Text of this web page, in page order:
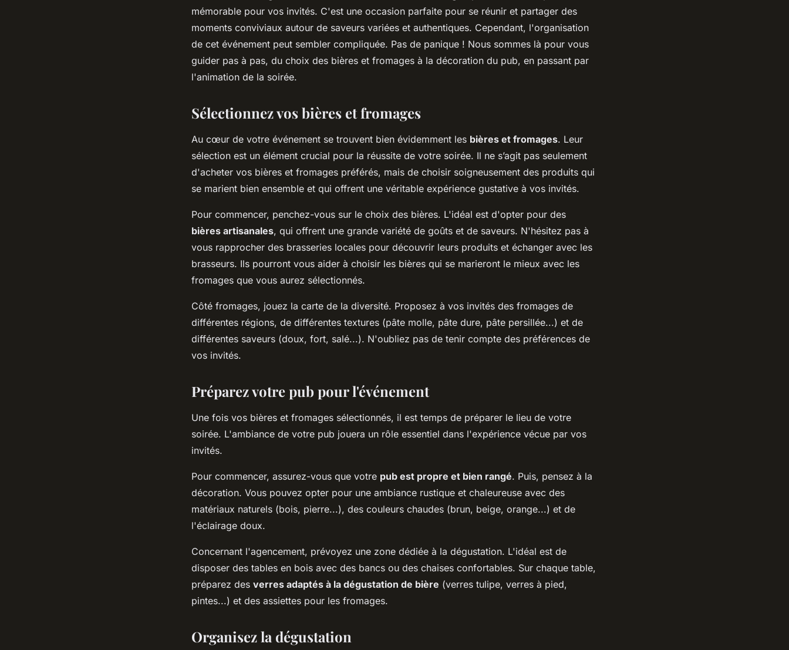
dégustation de bières et fromages
dans un pub artisanal ?
mémorable pour vos invités. C'est une occasion parfaite pour se réunir et partager des
moments conviviaux autour de saveurs variées et authentiques. Cependant, l'organisation
de cet événement peut sembler compliquée. Pas de panique ! Nous sommes là pour vous
guider pas à pas, du choix des bières et fromages à la décoration du pub, en passant par
l'animation de la soirée.
Sélectionnez vos bières et fromages
Au cœur de votre événement se trouvent bien évidemment les bières et fromages. Leur
sélection est un élément crucial pour la réussite de votre soirée. Il ne s’agit pas seulement
d'acheter vos bières et fromages préférés, mais de choisir soigneusement des produits qui
se marient bien ensemble et qui offrent une véritable expérience gustative à vos invités.
Pour commencer, penchez-vous sur le choix des bières. L'idéal est d'opter pour des
bières artisanales, qui offrent une grande variété de goûts et de saveurs. N'hésitez pas à
vous rapprocher des brasseries locales pour découvrir leurs produits et échanger avec les
brasseurs. Ils pourront vous aider à choisir les bières qui se marieront le mieux avec les
fromages que vous aurez sélectionnés.
Côté fromages, jouez la carte de la diversité. Proposez à vos invités des fromages de
différentes régions, de différentes textures (pâte molle, pâte dure, pâte persillée...) et de
différentes saveurs (doux, fort, salé...). N'oubliez pas de tenir compte des préférences de
vos invités.
Préparez votre pub pour l'événement
Une fois vos bières et fromages sélectionnés, il est temps de préparer le lieu de votre
soirée. L'ambiance de votre pub jouera un rôle essentiel dans l'expérience vécue par vos
invités.
Pour commencer, assurez-vous que votre pub est propre et bien rangé. Puis, pensez à la
décoration. Vous pouvez opter pour une ambiance rustique et chaleureuse avec des
matériaux naturels (bois, pierre...), des couleurs chaudes (brun, beige, orange...) et de
l'éclairage doux.
Concernant l'agencement, prévoyez une zone dédiée à la dégustation. L'idéal est de
disposer des tables en bois avec des bancs ou des chaises confortables. Sur chaque table,
préparez des verres adaptés à la dégustation de bière (verres tulipe, verres à pied,
pintes...) et des assiettes pour les fromages.
Organisez la dégustation